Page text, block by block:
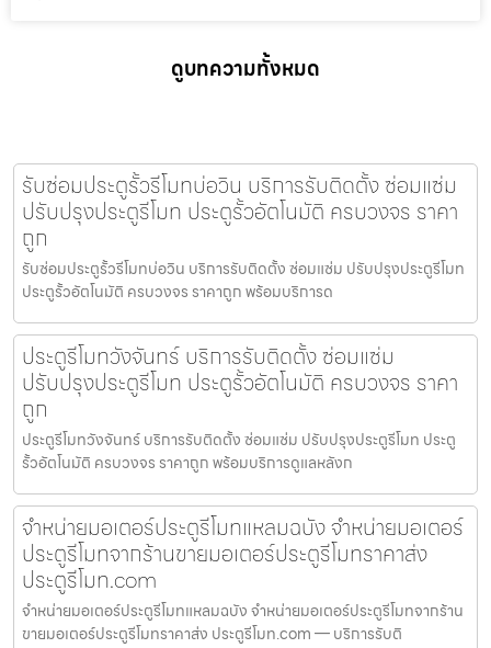
ดูบทความทั้งหมด
รับซ่อมประตูรั้วรีโมทบ่อวิน บริการรับติดตั้ง ซ่อมแซ่ม
ปรับปรุงประตูรีโมท ประตูรั้วอัตโนมัติ ครบวงจร ราคา
ถูก
รับซ่อมประตูรั้วรีโมทบ่อวิน บริการรับติดตั้ง ซ่อมแซ่ม ปรับปรุงประตูรีโมท
ประตูรั้วอัตโนมัติ ครบวงจร ราคาถูก พร้อมบริการด
ประตูรีโมทวังจันทร์ บริการรับติดตั้ง ซ่อมแซ่ม
ปรับปรุงประตูรีโมท ประตูรั้วอัตโนมัติ ครบวงจร ราคา
ถูก
ประตูรีโมทวังจันทร์ บริการรับติดตั้ง ซ่อมแซ่ม ปรับปรุงประตูรีโมท ประตู
รั้วอัตโนมัติ ครบวงจร ราคาถูก พร้อมบริการดูแลหลังก
จำหน่ายมอเตอร์ประตูรีโมทแหลมฉบัง จำหน่ายมอเตอร์
ประตูรีโมทจากร้านขายมอเตอร์ประตูรีโมทราคาส่ง
ประตูรีโมท.com
จำหน่ายมอเตอร์ประตูรีโมทแหลมฉบัง จำหน่ายมอเตอร์ประตูรีโมทจากร้าน
ขายมอเตอร์ประตูรีโมทราคาส่ง ประตูรีโมท.com — บริการรับติ